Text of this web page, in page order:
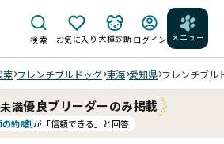
検索 お気に入り 犬種診断 ログイン メニュー
索 フレンチブルドッグ 東海 愛知県 フレンチブル
未満優良ブリーダーのみ掲載
約8割が「信頼できる」と回答